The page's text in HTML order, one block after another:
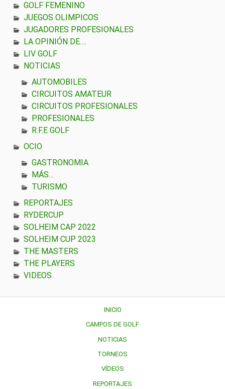
GOLF FEMENINO
JUEGOS OLIMPICOS
JUGADORES PROFESIONALES
LA OPINIÓN DE….
LIV GOLF
NOTICIAS
AUTOMOBILES
CIRCUITOS AMATEUR
CIRCUITOS PROFESIONALES
PROFESIONALES
R.F.E GOLF
OCIO
GASTRONOMIA
MÁS…
TURISMO
REPORTAJES
RYDERCUP
SOLHEIM CAP 2022
SOLHEIM CUP 2023
THE MASTERS
THE PLAYERS
VIDEOS
INICIO
CAMPOS DE GOLF
NOTICIAS
TORNEOS
VÍDEOS
REPORTAJES